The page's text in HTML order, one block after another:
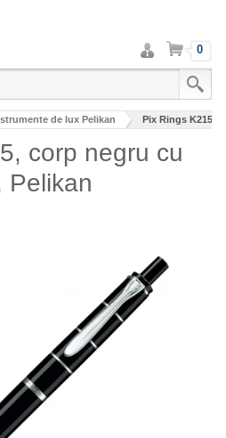
Intra
in
cont
Cos 0
de lux Pelikan Pix Rings K215,
corp negru cu
Pelikan